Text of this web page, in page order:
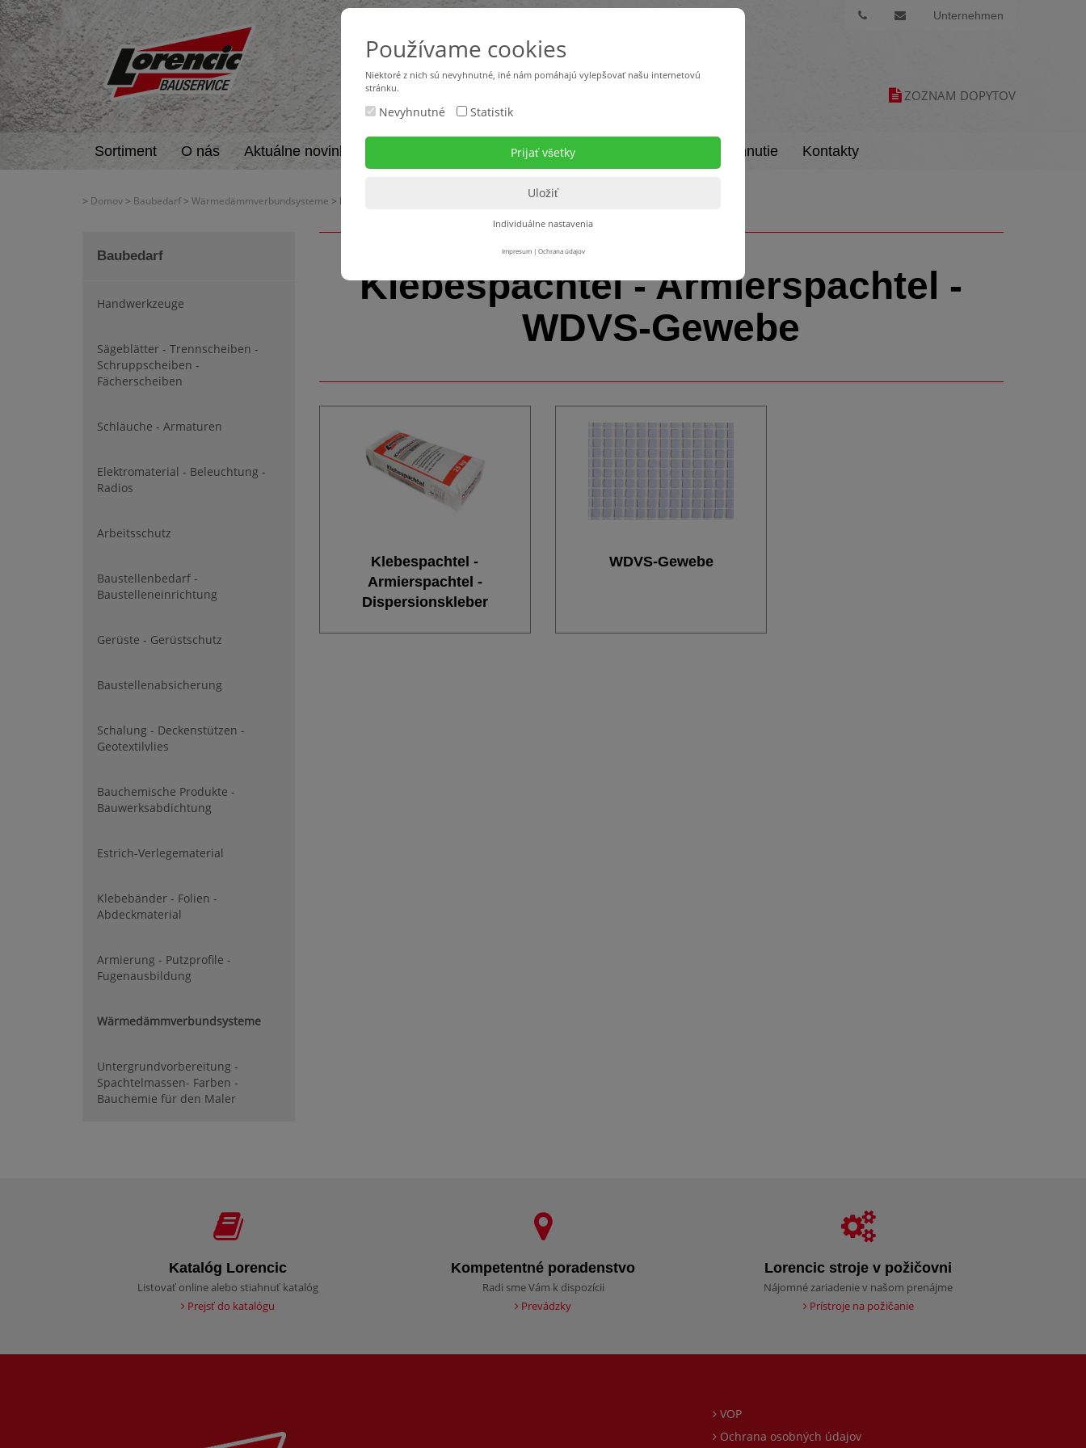
Unternehmen
ZOZNAM DOPYTOV
Sortiment O nás Aktuálne novinky Stroje v požičovni Na stiahnutie Kontakty
> Domov > Baubedarf > Wärmedämmverbundsysteme > Klebespachtel - Armierspachtel - WDVS-Gewebe
Baubedarf
Handwerkzeuge
Sägeblätter - Trennscheiben -
Schruppscheiben -
Fächerscheiben
Schläuche - Armaturen
Elektromaterial - Beleuchtung -
Radios
Arbeitsschutz
Baustellenbedarf -
Baustelleneinrichtung
Gerüste - Gerüstschutz
Baustellenabsicherung
Schalung - Deckenstützen -
Geotextilvlies
Bauchemische Produkte -
Bauwerksabdichtung
Estrich-Verlegematerial
Klebebänder - Folien -
Abdeckmaterial
Armierung - Putzprofile -
Fugenausbildung
Wärmedämmverbundsysteme
Untergrundvorbereitung -
Spachtelmassen- Farben -
Bauchemie für den Maler
Klebespachtel - Armierspachtel -
WDVS-Gewebe
Klebespachtel -
Armierspachtel -
Dispersionskleber
WDVS-Gewebe
Katalóg Lorencic
Listovať online alebo stiahnuť katalóg
Prejsť do katalógu
Kompetentné poradenstvo
Radi sme Vám k dispozícii
Prevádzky
Lorencic stroje v požičovni
Nájomné zariadenie v našom prenájme
Prístroje na požičanie
VOP
Ochrana osobných údajov
Používame cookies
Niektoré z nich sú nevyhnutné, iné nám pomáhajú vylepšovať našu internetovú
stránku.
Nevyhnutné Statistik
Individuálne nastavenia
Impresum| Ochrana údajov